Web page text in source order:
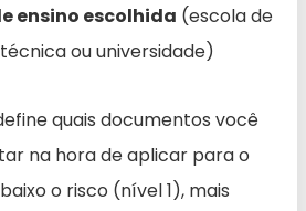
ensino escolhida (escola de
ou universidade)
quais documentos você
na hora de aplicar para o
o risco (nível 1), mais